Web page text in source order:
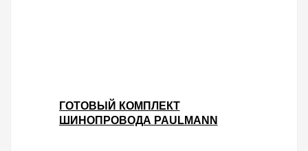
ГОТОВЫЙ КОМПЛЕКТ
ШИНОПРОВОДА PAULMANN